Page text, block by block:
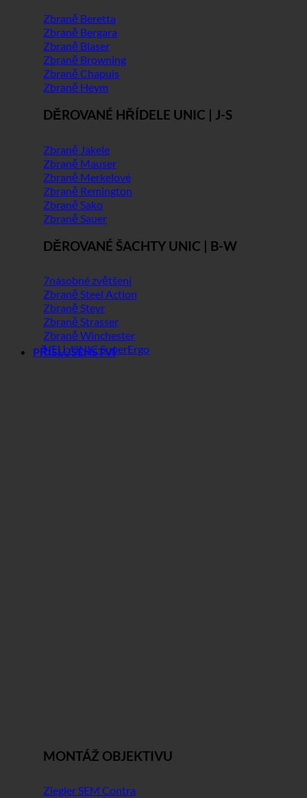
Zbraně Beretta
Zbraně Bergara
Zbraně Blaser
Zbraně Browning
Zbraně Chapuis
Zbraně Heym
DĚROVANÉ HŘÍDELE UNIC | J-S
Zbraně Jakele
Zbraně Mauser
Zbraně Merkelové
Zbraně Remington
Zbraně Sako
Zbraně Sauer
DĚROVANÉ ŠACHTY UNIC | B-W
7násobné zvětšení
Zbraně Steel Action
Zbraně Steyr
Zbraně Strasser
Zbraně Winchester
NEU: UNIC SuperErgo
PŘÍSLUŠENSTVÍ
MONTÁŽ OBJEKTIVU
Ziegler SEM Contra